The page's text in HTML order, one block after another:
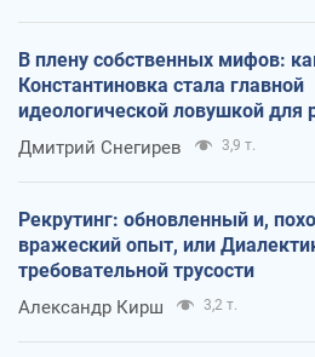
В плену собственных мифов:
Константиновка стала главной
идеологической ловушкой для
оккупантов
Дмитрий Снегирев 3,9 т.
Рекрутинг: обновленный и,
вражеский опыт, или
требовательной трусости
Александр Кирш 3,2 т.